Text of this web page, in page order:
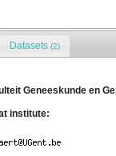
Datasets (2)
Geneeskunde en
institute: